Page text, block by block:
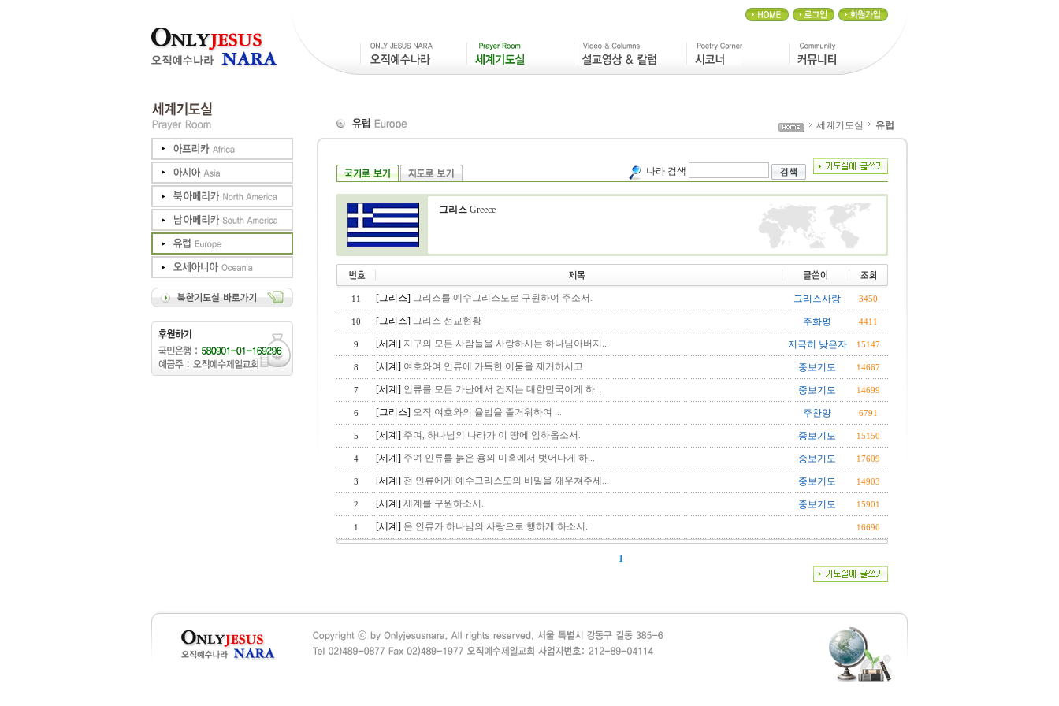
세계기도실 유럽
나라 검색
그리스 Greece
11 [그리스] 그리스를 예수그리스도로 구원하여 주소서. 그리스사랑 3450
10 [그리스] 그리스 선교현황 주화평 4411
9 [세계] 지구의 모든 사람들을 사랑하시는 하나님아버지... 지극히 낮은자 15147
8 [세계] 여호와여 인류에 가득한 어둠을 제거하시고 중보기도 14667
7 [세계] 인류를 모든 가난에서 건지는 대한민국이게 하... 중보기도 14699
6 [그리스] 오직 여호와의 율법을 즐거워하여 ... 주찬양 6791
5 [세계] 주여, 하나님의 나라가 이 땅에 임하옵소서. 중보기도 15150
4 [세계] 주여 인류를 붉은 용의 미혹에서 벗어나게 하... 중보기도 17609
3 [세계] 전 인류에게 예수그리스도의 비밀을 깨우쳐주세... 중보기도 14903
2 [세계] 세계를 구원하소서. 중보기도 15901
1 [세계] 온 인류가 하나님의 사랑으로 행하게 하소서. 16690
1